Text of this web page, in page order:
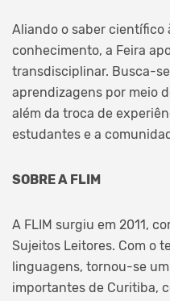
Aliando o saber científico
conhecimento, a Feira
transdisciplinar. Busca-
aprendizagens por meio
além da troca de
estudantes e a
SOBRE A FLIM
A FLIM surgiu em 2011,
Sujeitos Leitores. Com o
linguagens, tornou-se
importantes de Curitiba,